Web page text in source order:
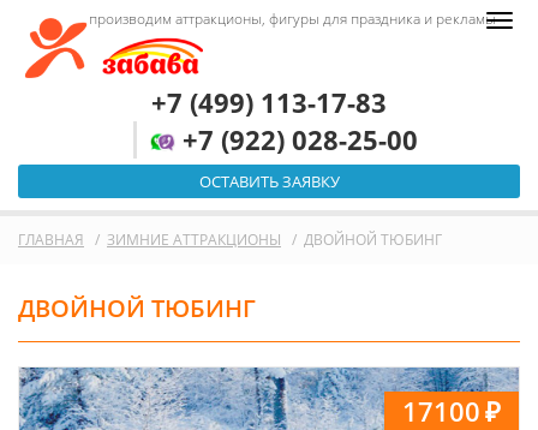
производим аттракционы, фигуры для праздника и рекламы
+7 (499) 113-17-83
+7 (922) 028-25-00
ОСТАВИТЬ ЗАЯВКУ
ГЛАВНАЯ ЗИМНИЕ АТТРАКЦИОНЫ ДВОЙНОЙ ТЮБИНГ
ДВОЙНОЙ ТЮБИНГ
17100₽